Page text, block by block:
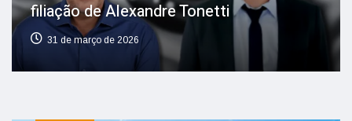
filiação de Alexandre Tonetti
31 de março de 2026